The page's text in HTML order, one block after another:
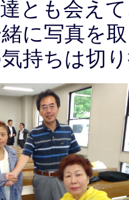
とも会え
に写真を
持ちは切